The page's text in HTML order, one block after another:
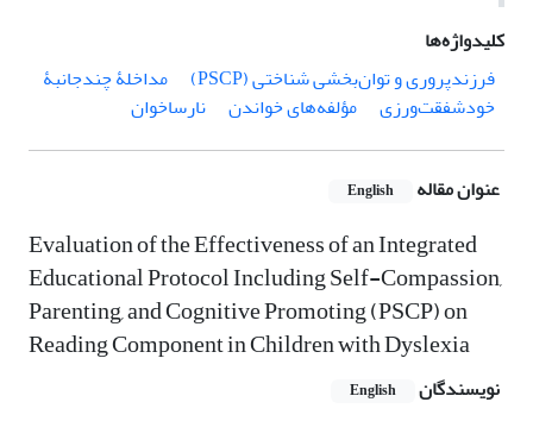
کلیدواژه‌ها
فرزندپروری و توان‌بخشی شناختی (PSCP)
مداخلۀ چندجانبۀ
خودشفقت‌ورزی
مؤلفه‌های خواندن نارساخوان
عنوان مقاله English
Evaluation of the Effectiveness of an Integrated
Educational Protocol Including Self-Compassion,
Parenting, and Cognitive Promoting (PSCP) on
Reading Component in Children with Dyslexia
نویسندگان English